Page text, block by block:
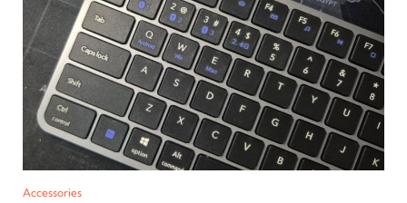
Accessories